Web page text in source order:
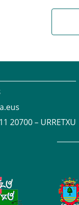
20700 – URRETXU